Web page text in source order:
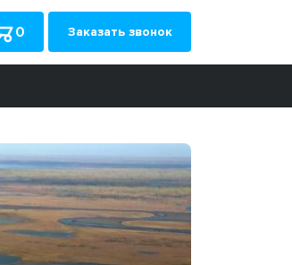
0 Заказать звонок